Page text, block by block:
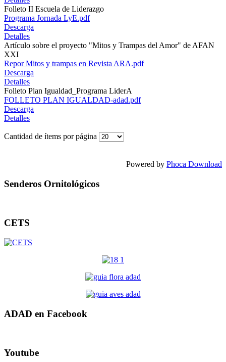
Folleto II Escuela de Liderazgo
Programa Jornada LyE.pdf
Descarga
Detalles
Artículo sobre el proyecto "Mitos y Trampas del Amor" de AFAN
XXI
Repor Mitos y trampas en Revista ARA.pdf
Descarga
Detalles
Folleto Plan Igualdad_Programa LiderA
FOLLETO PLAN IGUALDAD-adad.pdf
Descarga
Detalles
Cantidad de ítems por página
Powered by Phoca Download
Senderos Ornitológicos
CETS
ADAD en Facebook
Youtube